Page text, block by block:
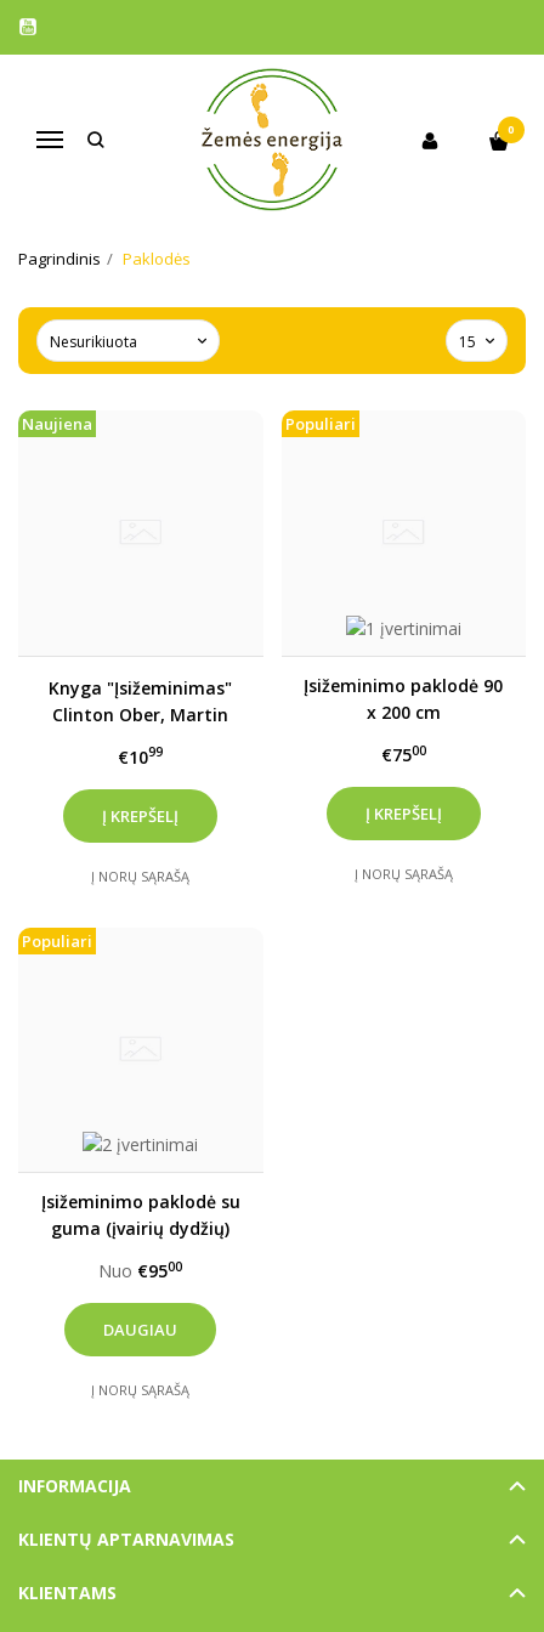
Navigacija
0
Pagrindinis Paklodės
Naujiena
Knyga "Įsižeminimas"
Clinton Ober, Martin
Sinatra. 2021 m.
€1099
Į NORŲ SĄRAŠĄ
Populiari
Įsižeminimo paklodė 90
x 200 cm
€7500
Į NORŲ SĄRAŠĄ
Populiari
Įsižeminimo paklodė su
guma (įvairių dydžių)
Nuo €9500
DAUGIAU
Į NORŲ SĄRAŠĄ
INFORMACIJA
KLIENTŲ APTARNAVIMAS
KLIENTAMS